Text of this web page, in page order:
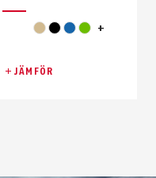
beige
svart
blågrön
grå +
JÄMFÖR